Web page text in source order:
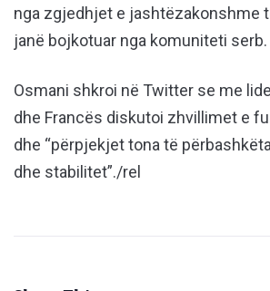
nga zgjedhjet e jashtëzakonshme
janë bojkotuar nga komuniteti serb.
Osmani shkroi në Twitter se me
dhe Francës diskutoi zhvillimet e
dhe “përpjekjet tona të
dhe stabilitet”./rel